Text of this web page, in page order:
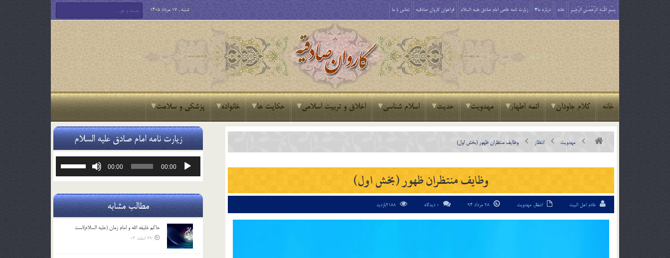
بِسْمِ اللَّـهِ الرَّحْمَـٰنِ الرَّحِيمِ خانه درباره ما زیارت نامه خاص امام صادق علیه السلام فراخوان کاروان صادقیه تماس با ما شنبه , 17 مرداد 1405
خانه کلام جاودان ائمه اطهار مهدویت حدیث اسلام شناسی اخلاق و تربیت اسلامی حکایت ها خانواده پزشکی و سلامت
مهدویت انتظار وظايف منتظران ظهور (بخش اول)
وظايف منتظران ظهور (بخش اول)
خادم اهل البیت انتظار, مهدویت 0 دیدگاه
زیارت نامه امام صادق علیه السلام
پخش‌کننده
00:00
00:00
یا
صدا
کلیدهای
مطالب مشابه
حاکم خليفه الله و امام زمان (علیه السلام)است
29 اسفند 03